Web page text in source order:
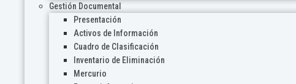
Gestión Documental
Presentación
Activos de Información
Cuadro de Clasificación
Inventario de Eliminación
Mercurio